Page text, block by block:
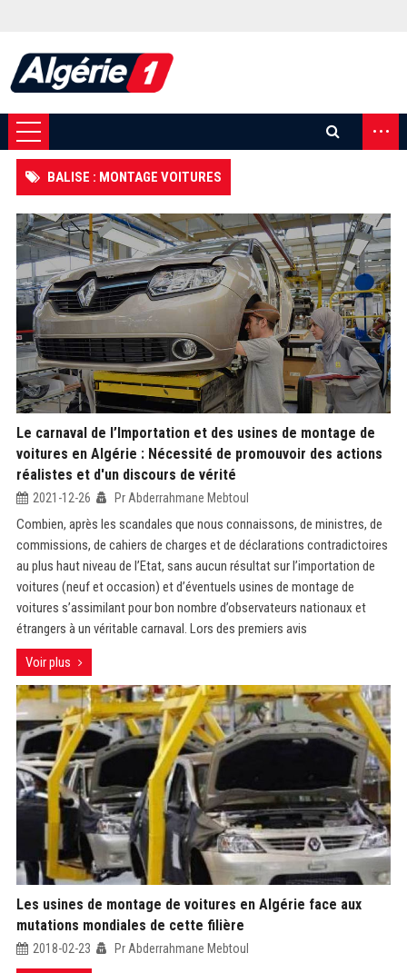
...
BALISE : MONTAGE VOITURES
Le carnaval de l’Importation et des usines de montage de
voitures en Algérie : Nécessité de promouvoir des actions
réalistes et d'un discours de vérité
2021-12-26 Pr Abderrahmane Mebtoul
Combien, après les scandales que nous connaissons, de ministres, de
commissions, de cahiers de charges et de déclarations contradictoires
au plus haut niveau de l’Etat, sans aucun résultat sur l’importation de
voitures (neuf et occasion) et d’éventuels usines de montage de
voitures s’assimilant pour bon nombre d’observateurs nationaux et
étrangers à un véritable carnaval. Lors des premiers avis
Voir plus
Les usines de montage de voitures en Algérie face aux
mutations mondiales de cette filière
2018-02-23 Pr Abderrahmane Mebtoul